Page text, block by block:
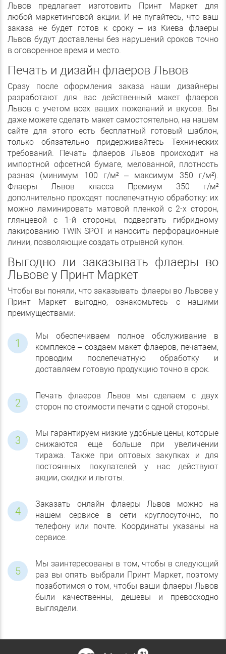
Львов предлагает изготовить Принт Маркет для
любой маркетинговой акции. И не пугайтесь, что ваш
заказа не будет готов к сроку – из Киева флаеры
Львов будут доставлены без нарушений сроков точно
в оговоренное время и место.
Печать и дизайн флаеров Львов
Сразу после оформления заказа наши дизайнеры
разработают для вас действенный макет флаеров
Львов с учетом всех ваших пожеланий и вкусов. Вы
даже можете сделать макет самостоятельно, на нашем
сайте для этого есть бесплатный готовый шаблон,
только обязательно придерживайтесь Технических
требований. Печать флаеров Львов происходит на
импортной офсетной бумаге, мелованной, плотность
разная (минимум 100 г/м² – максимум 350 г/м²).
Флаеры Львов класса Премиум 350 г/м²
дополнительно проходят послепечатную обработку: их
можно ламинировать матовой пленкой с 2-х сторон,
глянцевой с 1-й стороны, подвергать гибридному
лакированию TWIN SPOT и наносить перфорационные
линии, позволяющие создать отрывной купон.
Выгодно ли заказывать флаеры во
Львове у Принт Маркет
Чтобы вы поняли, что заказывать флаеры во Львове у
Принт Маркет выгодно, ознакомьтесь с нашими
преимуществами:
Мы обеспечиваем полное обслуживание в
комплексе – создаем макет флаеров, печатаем,
проводим послепечатную обработку и
доставляем готовую продукцию точно в срок.
Печать флаеров Львов мы сделаем с двух
сторон по стоимости печати с одной стороны.
Мы гарантируем низкие удобные цены, которые
снижаются еще больше при увеличении
тиража. Также при оптовых закупках и для
постоянных покупателей у нас действуют
акции, скидки и льготы.
Заказать онлайн флаеры Львов можно на
нашем сервисе в сети круглосуточно, по
телефону или почте. Координаты указаны на
сервисе.
Мы заинтересованы в том, чтобы в следующий
раз вы опять выбрали Принт Маркет, поэтому
позаботимся о том, чтобы ваши флаеры Львов
были качественны, дешевы и превосходно
выглядели.